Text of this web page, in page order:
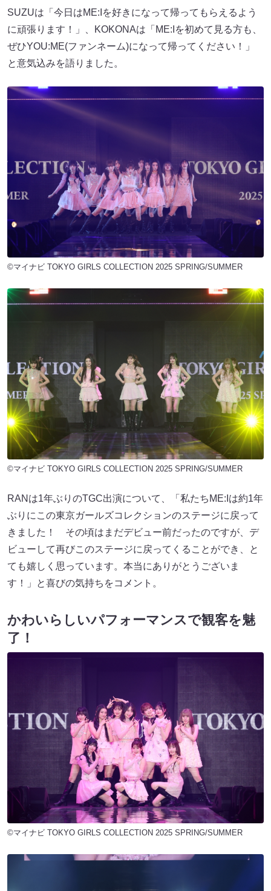
SUZUは「今日はME:Iを好きになって帰ってもらえるよう
に頑張ります！」、KOKONAは「ME:Iを初めて見る方も、
ぜひYOU:ME(ファンネーム)になって帰ってください！」
と意気込みを語りました。
©マイナビ TOKYO GIRLS COLLECTION 2025 SPRING/SUMMER
©マイナビ TOKYO GIRLS COLLECTION 2025 SPRING/SUMMER
RANは1年ぶりのTGC出演について、「私たちME:Iは約1年
ぶりにこの東京ガールズコレクションのステージに戻って
きました！ その頃はまだデビュー前だったのですが、デ
ビューして再びこのステージに戻ってくることができ、と
ても嬉しく思っています。本当にありがとうございま
す！」と喜びの気持ちをコメント。
かわいらしいパフォーマンスで観客を魅
了！
©マイナビ TOKYO GIRLS COLLECTION 2025 SPRING/SUMMER